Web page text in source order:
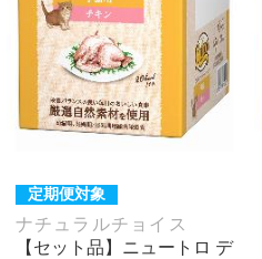
定期便対象
ナチュラルチョイス
【セット品】ニュートロ デ